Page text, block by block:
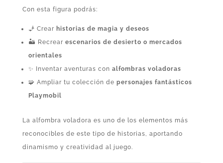
Con esta figura podrás:
🧞 Crear historias de magia y deseos
🏜️ Recrear escenarios de desierto o mercados
orientales
✨ Inventar aventuras con alfombras voladoras
🧩 Ampliar tu colección de personajes fantásticos
Playmobil
La alfombra voladora es uno de los elementos más
reconocibles de este tipo de historias, aportando
dinamismo y creatividad al juego.